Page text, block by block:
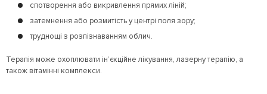
спотворення або викривлення прямих ліній;
затемнення або розмитість у центрі поля зору;
труднощі з розпізнаванням облич.
Терапія може охоплювати ін’єкційне лікування, лазерну терапію, а
також вітамінні комплекси.